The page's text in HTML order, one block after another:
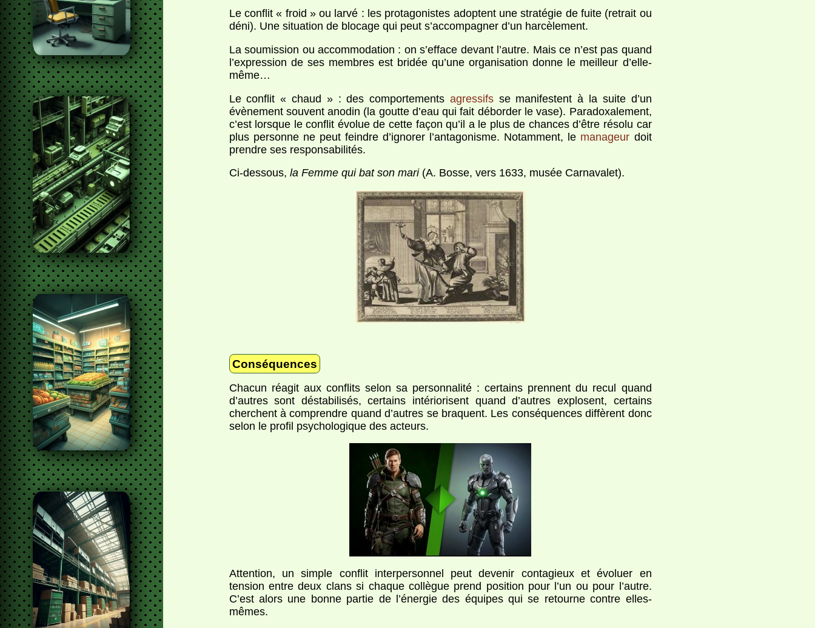
Le conflit « froid » ou larvé : les protagonistes adoptent une stratégie de fuite (retrait ou
déni). Une situation de blocage qui peut s’accompagner d’un harcèlement.
La soumission ou accommodation : on s’efface devant l’autre. Mais ce n’est pas quand
l’expression de ses membres est bridée qu’une organisation donne le meilleur d’elle-
même…
Le conflit « chaud » : des comportements agressifsse manifestent à la suite d’un
évènement souvent anodin (la goutte d’eau qui fait déborder le vase). Paradoxalement,
c’est lorsque le conflit évolue de cette façon qu’il a le plus de chances d’être résolu car
plus personne ne peut feindre d’ignorer l’antagonisme. Notamment, le manageur doit
prendre ses responsabilités.
Ci-dessous, la Femme qui bat son mari(A. Bosse, vers 1633, musée Carnavalet).
Conséquences
Chacun réagit aux conflits selon sa personnalité : certains prennent du recul quand
d’autres sont déstabilisés, certains intériorisent quand d’autres explosent, certains
cherchent à comprendre quand d’autres se braquent. Les conséquences diffèrent donc
selon le profil psychologique des acteurs.
Attention, un simple conflit interpersonnel peut devenir contagieux et évoluer en
tension entre deux clans si chaque collègue prend position pour l’un ou pour l’autre.
C’est alors une bonne partie de l’énergie des équipes qui se retourne contre elles-
mêmes.